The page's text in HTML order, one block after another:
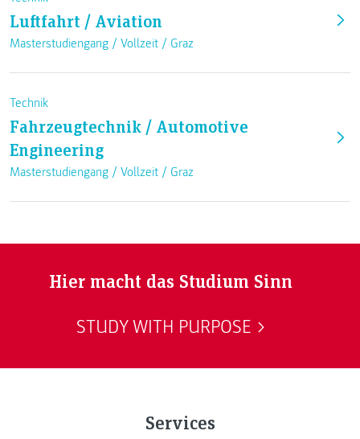
Luftfahrt / Aviation
Masterstudiengang / Vollzeit / Graz
Technik
Fahrzeugtechnik / Automotive
Engineering
Masterstudiengang / Vollzeit / Graz
Hier macht das Studium Sinn
STUDY WITH PURPOSE
Services